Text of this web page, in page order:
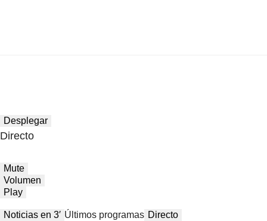
Desplegar
Directo
Mute
Volumen
Play
Noticias en 3′ Últimos programas Directo